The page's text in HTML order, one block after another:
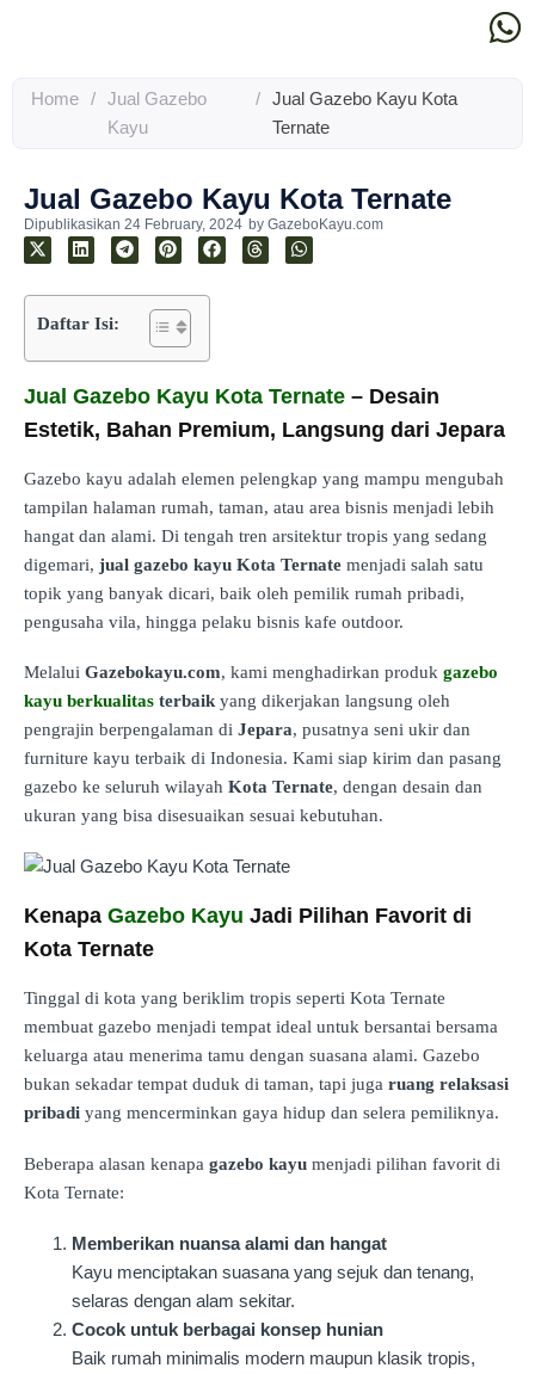
Home / Jual Gazebo
Kayu
/
Jual Gazebo Kayu Kota
Ternate
Jual Gazebo Kayu Kota Ternate
Dipublikasikan 24 February, 2024 by GazeboKayu.com
Daftar Isi:
Jual Gazebo Kayu Kota Ternate – Desain
Estetik, Bahan Premium, Langsung dari Jepara
Gazebo kayu adalah elemen pelengkap yang mampu mengubah
tampilan halaman rumah, taman, atau area bisnis menjadi lebih
hangat dan alami. Di tengah tren arsitektur tropis yang sedang
digemari, jual gazebo kayu Kota Ternate menjadi salah satu
topik yang banyak dicari, baik oleh pemilik rumah pribadi,
pengusaha vila, hingga pelaku bisnis kafe outdoor.
Melalui Gazebokayu.com, kami menghadirkan produk gazebo
kayu berkualitas terbaikyang dikerjakan langsung oleh
pengrajin berpengalaman di Jepara, pusatnya seni ukir dan
furniture kayu terbaik di Indonesia. Kami siap kirim dan pasang
gazebo ke seluruh wilayah Kota Ternate, dengan desain dan
ukuran yang bisa disesuaikan sesuai kebutuhan.
Kenapa Gazebo Kayu Jadi Pilihan Favorit di
Kota Ternate
Tinggal di kota yang beriklim tropis seperti Kota Ternate
membuat gazebo menjadi tempat ideal untuk bersantai bersama
keluarga atau menerima tamu dengan suasana alami. Gazebo
bukan sekadar tempat duduk di taman, tapi juga ruang relaksasi
pribadi yang mencerminkan gaya hidup dan selera pemiliknya.
Beberapa alasan kenapa gazebo kayu menjadi pilihan favorit di
Kota Ternate:
Memberikan nuansa alami dan hangat
Kayu menciptakan suasana yang sejuk dan tenang,
selaras dengan alam sekitar.
Cocok untuk berbagai konsep hunian
Baik rumah minimalis modern maupun klasik tropis,